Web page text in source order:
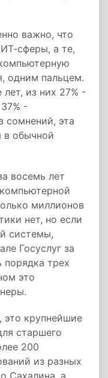
важно, что
сферы, а те,
одним пальцем.
из них 27% -
-
сомнений, эта
в обычной
восемь лет
миллионов
нет, но если
системы,
Госуслуг за
порядка трех
это
это крупнейшие
старшего
200
из разных
Сахалина, а